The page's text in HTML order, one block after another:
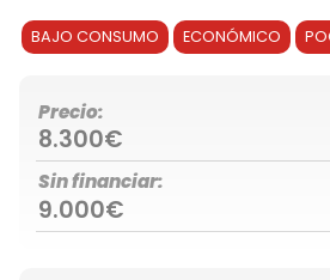
BAJO CONSUMO ECONÓMICO
Precio:
8.300€
Sin financiar:
9.000€